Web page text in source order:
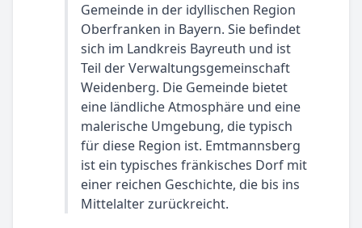
Gemeinde in der idyllischen Region
Oberfranken in Bayern. Sie befindet
sich im Landkreis Bayreuth und ist
Teil der Verwaltungsgemeinschaft
Weidenberg. Die Gemeinde bietet
eine ländliche Atmosphäre und eine
malerische Umgebung, die typisch
für diese Region ist. Emtmannsberg
ist ein typisches fränkisches Dorf mit
einer reichen Geschichte, die bis ins
Mittelalter zurückreicht.